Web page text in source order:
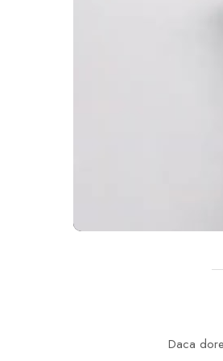
•KIT
SERVETEL
IN CAZUL IN
ACEST
Daca